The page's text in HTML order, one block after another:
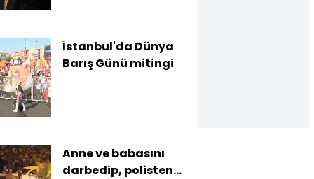
İstanbul'da Dünya
Barış Günü mitingi
Anne ve babasını
darbedip, polisten